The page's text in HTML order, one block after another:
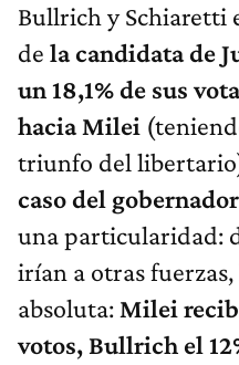
Bullrich y Schiaretti
de la candidata de
un 18,1% de sus
hacia Milei
triunfo del
caso del
una particularidad:
irían a otras
absoluta: Milei
votos, Bullrich el